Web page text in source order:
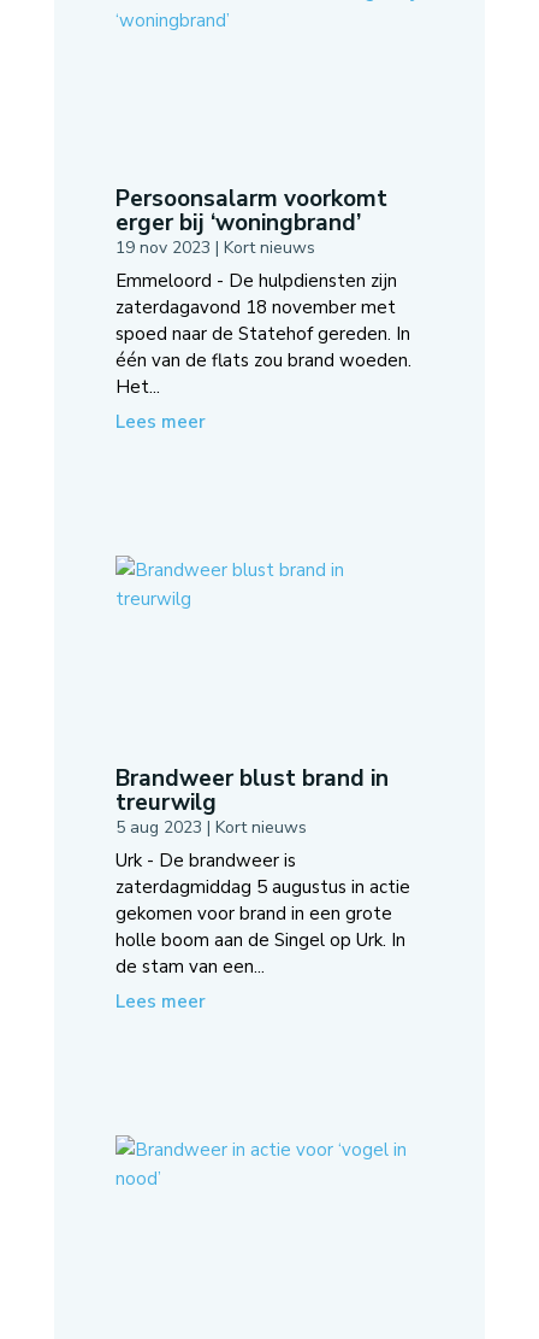
Persoonsalarm voorkomt
erger bij ‘woningbrand’
19 nov 2023 | Kort nieuws
Emmeloord - De hulpdiensten zijn
zaterdagavond 18 november met
spoed naar de Statehof gereden. In
één van de flats zou brand woeden.
Het...
Lees meer
Brandweer blust brand in
treurwilg
5 aug 2023 | Kort nieuws
Urk - De brandweer is
zaterdagmiddag 5 augustus in actie
gekomen voor brand in een grote
holle boom aan de Singel op Urk. In
de stam van een...
Lees meer